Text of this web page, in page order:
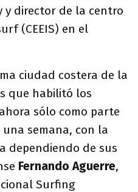
y director de la centro
(CEEIS) en el
ciudad costera de la
que habilitó los
sólo como parte
semana, con la
dependiendo de sus
Fernando Aguerre,
Surfing